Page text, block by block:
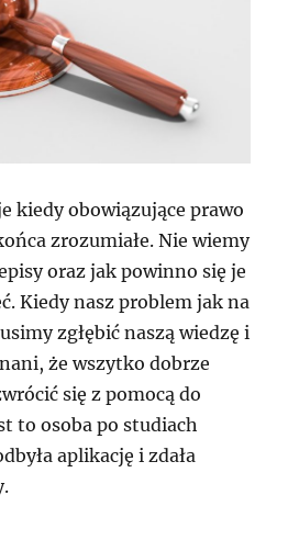
kiedy obowiązujące prawo
zrozumiałe. Nie wiemy
oraz jak powinno się je
Kiedy nasz problem jak na
zgłębić naszą wiedzę i
że wszytko dobrze
się z pomocą do
to osoba po studiach
aplikację i zdała